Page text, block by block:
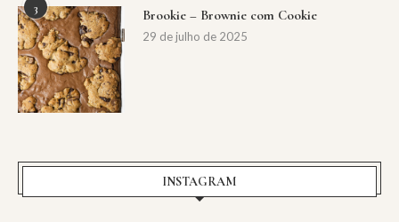
3 Brookie – Brownie com Cookie
29 de julho de 2025
INSTAGRAM